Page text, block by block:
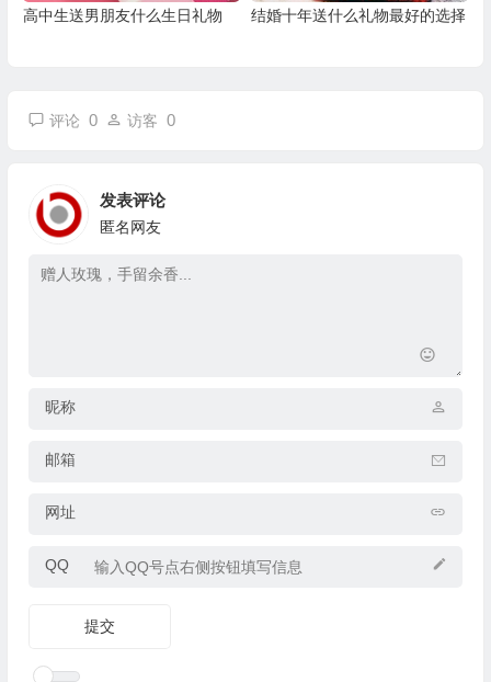
高中生送男朋友什么生日礼物 结婚十年送什么礼物最好的选择
评论 0 访客 0
发表评论
匿名网友
昵称
邮箱
网址
QQ